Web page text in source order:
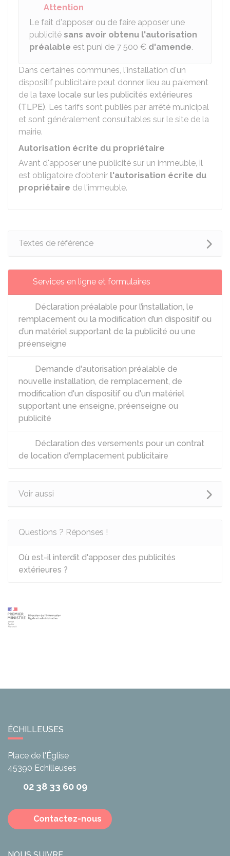
Attention
Le fait d'apposer ou de faire apposer une
publicité sans avoir obtenu l'autorisation
préalable est puni de 7 500 € d'amende.
Dans certaines communes, l'installation d'un
dispositif publicitaire peut donner lieu au paiement
de la taxe locale sur les publicités extérieures
(TLPE). Les tarifs sont publiés par arrêté municipal
et sont généralement consultables sur le site de la
mairie.
Autorisation écrite du propriétaire
Avant d'apposer une publicité sur un immeuble, il
est obligatoire d'obtenir l'autorisation écrite du
propriétaire de l'immeuble.
Textes de référence
Services en ligne et formulaires
Déclaration préalable pour l’installation, le
remplacement ou la modification d’un dispositif ou
d’un matériel supportant de la publicité ou une
préenseigne
Demande d'autorisation préalable de
nouvelle installation, de remplacement, de
modification d'un dispositif ou d'un matériel
supportant une enseigne, préenseigne ou
publicité
Déclaration des versements pour un contrat
de location d'emplacement publicitaire
Voir aussi
Questions ? Réponses !
Où est-il interdit d'apposer des publicités
extérieures ?
ÉCHILLEUSES
Place de l'Église
45390 Echilleuses
02 38 33 60 09
Contactez-nous